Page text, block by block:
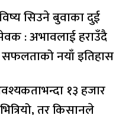
सिउने बुवाका दुई
: अभावलाई हराउँदै
नयाँ इतिहास
१३ हजार
तर किसानले